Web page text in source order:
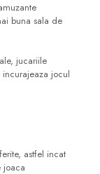
buna sala de
jucariile
jocul
astfel incat
joaca